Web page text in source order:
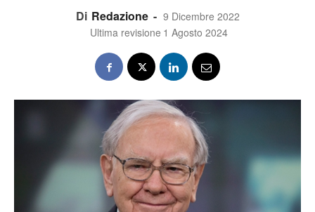
Di Redazione - 9 Dicembre 2022
Ultima revisione 1 Agosto 2024